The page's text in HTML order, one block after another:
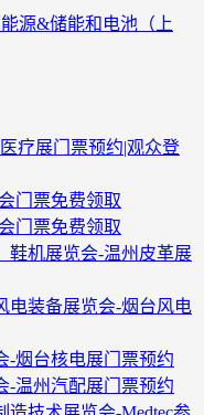
源&储能和电池（上
疗展门票预约|观众登
门票免费领取
门票免费领取
鞋机展览会-温州皮革展
电装备展览会-烟台风电
-烟台核电展门票预约
-温州汽配展门票预约